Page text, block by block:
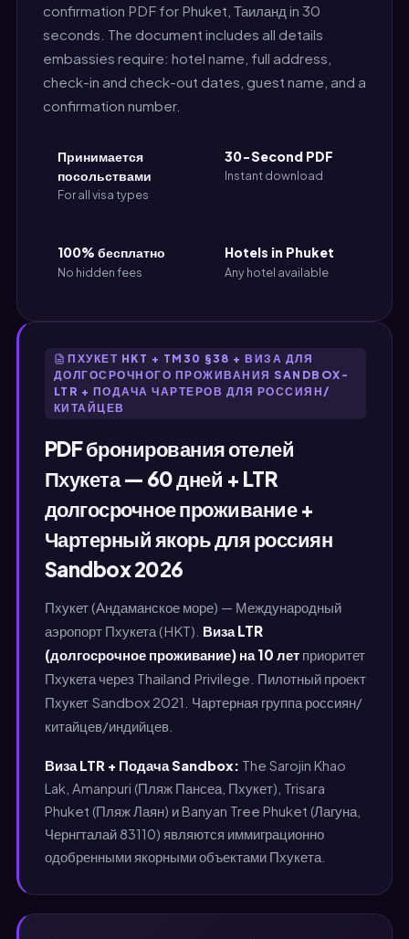
confirmation PDF for Phuket, Таиланд in 30
seconds. The document includes all details
embassies require: hotel name, full address,
check-in and check-out dates, guest name, and a
confirmation number.
Принимается
посольствами
For all visa types
30-Second PDF
Instant download
100% бесплатно
No hidden fees
Hotels in Phuket
Any hotel available
ПХУКЕТ HKT + TM30 §38 + ВИЗА ДЛЯ
ДОЛГОСРОЧНОГО ПРОЖИВАНИЯ SANDBOX-
LTR + ПОДАЧА ЧАРТЕРОВ ДЛЯ РОССИЯН/
КИТАЙЦЕВ
PDF бронирования отелей
Пхукета — 60 дней + LTR
долгосрочное проживание +
Чартерный якорь для россиян
Sandbox 2026
Пхукет (Андаманское море) — Международный
аэропорт Пхукета (HKT). Виза LTR
(долгосрочное проживание) на 10 летприоритет
Пхукета через Thailand Privilege. Пилотный проект
Пхукет Sandbox 2021. Чартерная группа россиян/
китайцев/индийцев.
Виза LTR + Подача Sandbox: The Sarojin Khao
Lak, Amanpuri (Пляж Пансеа, Пхукет), Trisara
Phuket (Пляж Лаян) и Banyan Tree Phuket (Лагуна,
Чернгталай 83110) являются иммиграционно
одобренными якорными объектами Пхукета.